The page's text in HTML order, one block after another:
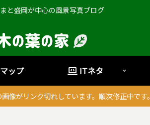
と盛岡が中心の風景写真ブログ
ップ ITネタ
像がリンク切れしています。順次修正中です。